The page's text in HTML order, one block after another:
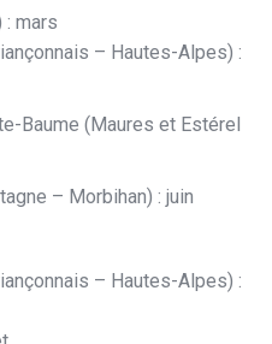
: mars
– Hautes-Alpes) :
Baume (Maures et Estérel
– Morbihan) : juin
– Hautes-Alpes) :